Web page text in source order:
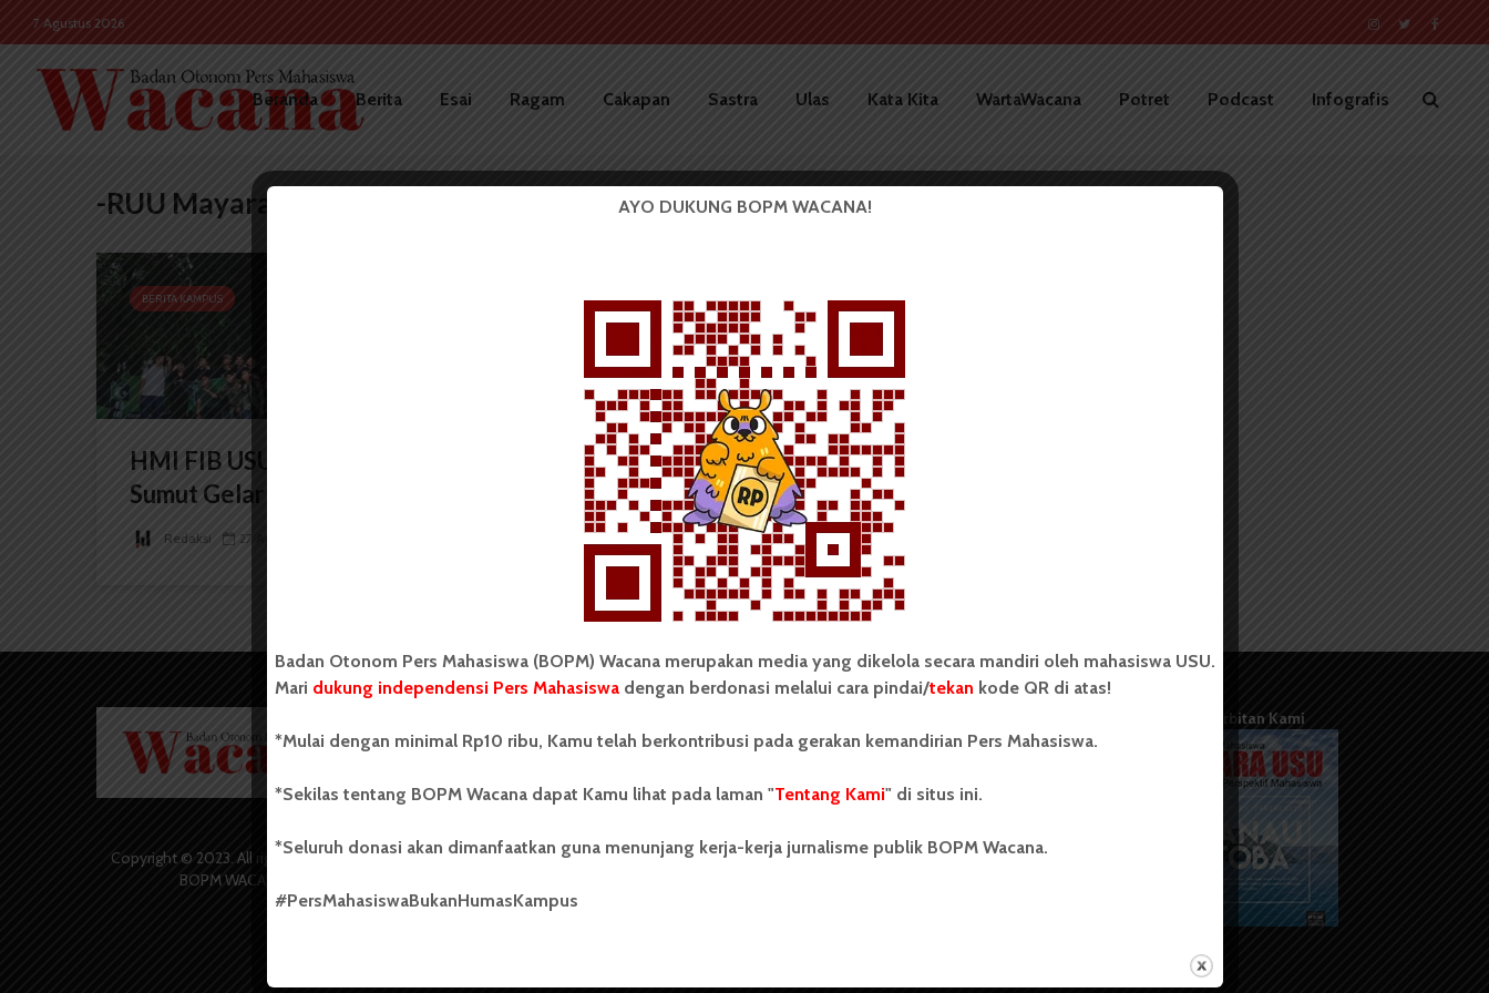
7 Agustus 2026
Beranda Berita Esai Ragam Cakapan Sastra Ulas Kata Kita WartaWacana Potret Podcast Infografis
-RUU Mayarakat Adat
BERITA KAMPUS
HMI FIB USU dan KontraS
Sumut Gelar Diskusi Soal...
Redaksi 27 April 2025
Copyright © 2023. All rights reserved
BOPM WACANA.
Wacana merupakan pers mahasiswa
secara mandiri oleh mahasiswa
Universitas Sumatera Utara (USU).
salah satu Unit Kegiatan Mahasiswa
dengan nama Pers Mahasiswa SUARA
USU yang berdiri pada 1 Juli 1995.
Info Iklan
Pedoman Media Siber
Terbitan Kami
AYO DUKUNG BOPM WACANA!
Badan Otonom Pers Mahasiswa (BOPM) Wacana merupakan media yang dikelola secara mandiri oleh mahasiswa USU.
Mari dukung independensi Pers Mahasiswadengan berdonasi melalui cara pindai/tekan kode QR di atas!
*Mulai dengan minimal Rp10 ribu, Kamu telah berkontribusi pada gerakan kemandirian Pers Mahasiswa.
*Sekilas tentang BOPM Wacana dapat Kamu lihat pada laman "Tentang Kami" di situs ini.
*Seluruh donasi akan dimanfaatkan guna menunjang kerja-kerja jurnalisme publik BOPM Wacana.
#PersMahasiswaBukanHumasKampus